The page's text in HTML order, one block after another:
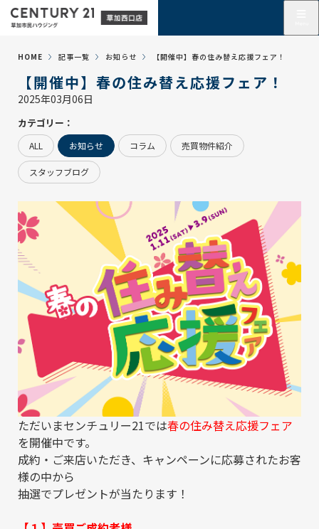
HOME 記事一覧 お知らせ 【開催中】春の住み替え応援フェア！
【開催中】春の住み替え応援フェア！
2025年03月06日
カテゴリー：
ALL お知らせ コラム 売買物件紹介
スタッフブログ
ただいまセンチュリー21では春の住み替え応援フェア
を開催中です。
成約・ご来店いただき、キャンペーンに応募されたお客
様の中から
抽選でプレゼントが当たります！